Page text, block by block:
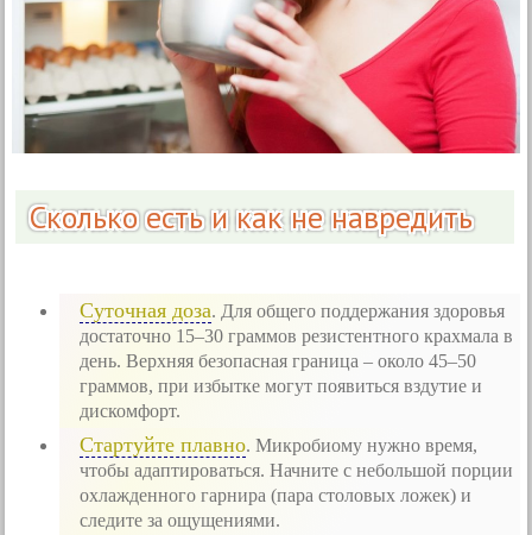
Сколько есть и как не навредить
Суточная доза. Для общего поддержания здоровья
достаточно 15–30 граммов резистентного крахмала в
день. Верхняя безопасная граница – около 45–50
граммов, при избытке могут появиться вздутие и
дискомфорт.
Стартуйте плавно. Микробиому нужно время,
чтобы адаптироваться. Начните с небольшой порции
охлажденного гарнира (пара столовых ложек) и
следите за ощущениями.